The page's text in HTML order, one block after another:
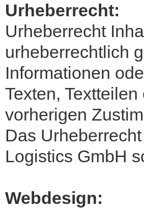
Urheberrecht:
Urheberrecht
urheberrechtlich
Informationen
Texten,
vorherigen
Das
Logistics GmbH
Webdesign: